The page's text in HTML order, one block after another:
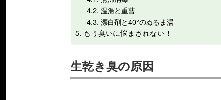
温湯と重曹
漂白剤と40°のぬるま湯
もう臭いに悩まされない！
生乾き臭の原因